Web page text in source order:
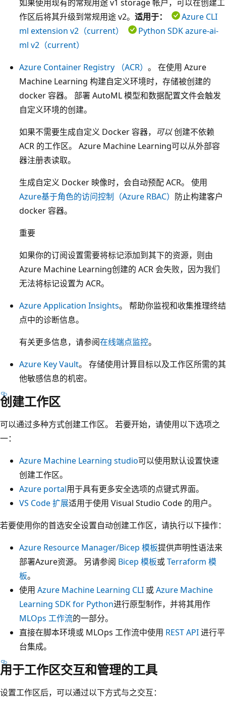
如果使用现有的常规用途 v1 storage 帐户，可以在创建工
作区后将其升级到常规用途 v2。 适用于：
Azure CLI
ml extension v2（current）
Python SDK azure-ai-
ml v2（current）
Azure Container Registry （ACR） 。 在使用 Azure
Machine Learning 构建自定义环境时，存储被创建的
docker 容器。 部署 AutoML 模型和数据配置文件会触发
自定义环境的创建。
如果不需要生成自定义 Docker 容器， 可以创建不依赖
ACR 的工作区。 Azure Machine Learning可以从外部容
器注册表读取。
生成自定义 Docker 映像时，会自动预配 ACR。 使用
Azure基于角色的访问控制（Azure RBAC） 防止构建客户
docker 容器。
重要
如果你的订阅设置需要将标记添加到其下的资源，则由
Azure Machine Learning创建的 ACR 会失败，因为我们
无法将标记设置为 ACR。
Azure Application Insights。 帮助你监视和收集推理终结
点中的诊断信息。
有关更多信息，请参阅在线端点监控。
Azure Key Vault。 存储使用计算目标以及工作区所需的其
他敏感信息的机密。
创建工作区
可以通过多种方式创建工作区。 若要开始，请使用以下选项之
一：
Azure Machine Learning studio可以使用默认设置快速
创建工作区。
Azure portal用于具有更多安全选项的点键式界面。
VS Code 扩展适用于使用 Visual Studio Code 的用户。
若要使用你的首选安全设置自动创建工作区，请执行以下操作：
Azure Resource Manager/Bicep 模板提供声明性语法来
部署Azure资源。 另请参阅 Bicep 模板或Terraform 模
板。
使用 Azure Machine Learning CLI 或Azure Machine
Learning SDK for Python进行原型制作，并将其用作
MLOps 工作流的一部分。
直接在脚本环境或 MLOps 工作流中使用 REST API进行平
台集成。
用于工作区交互和管理的工具
设置工作区后，可以通过以下方式与之交互：